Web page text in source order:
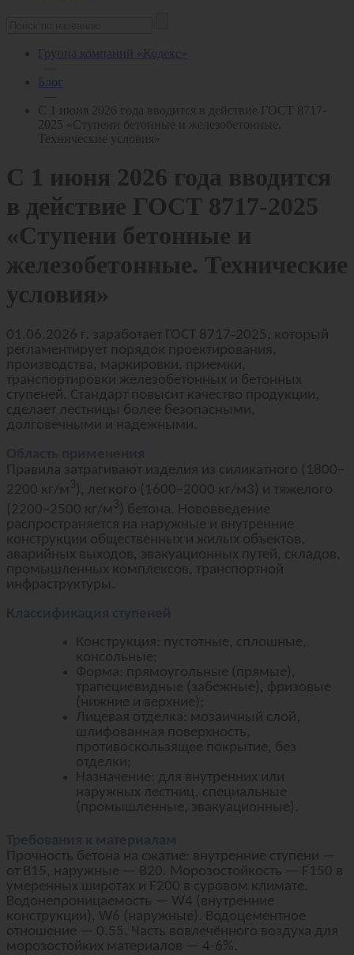
Группа компаний «Кодекс»
Блог
С 1 июня 2026 года вводится в действие ГОСТ 8717-
2025 «Ступени бетонные и железобетонные.
Технические условия»
С 1 июня 2026 года вводится
в действие ГОСТ 8717-2025
«Ступени бетонные и
железобетонные. Технические
условия»
01.06.2026 г. заработает ГОСТ 8717‑2025, который
регламентирует порядок проектирования,
производства, маркировки, приемки,
транспортировки железобетонных и бетонных
ступеней. Стандарт повысит качество продукции,
сделает лестницы более безопасными,
долговечными и надежными.
Правила затрагивают изделия из силикатного (1800–
2200 кг/м 3
), легкого (1600–2000 кг/м3) и тяжелого
(2200–2500 кг/м 3
) бетона. Нововведение
распространяется на наружные и внутренние
конструкции общественных и жилых объектов,
аварийных выходов, эвакуационных путей, складов,
промышленных комплексов, транспортной
инфраструктуры.
Конструкция: пустотные, сплошные,
консольные;
Форма: прямоугольные (прямые),
трапециевидные (забежные), фризовые
(нижние и верхние);
Лицевая отделка: мозаичный слой,
шлифованная поверхность,
противоскользящее покрытие, без
отделки;
Назначение: для внутренних или
наружных лестниц, специальные
(промышленные, эвакуационные).
Прочность бетона на сжатие: внутренние ступени —
от B15, наружные — B20. Морозостойкость — F150 в
умеренных широтах и F200 в суровом климате.
Водонепроницаемость — W4 (внутренние
конструкции), W6 (наружные). Водоцементное
отношение — 0.55. Часть вовлечённого воздуха для
морозостойких материалов — 4-6%.